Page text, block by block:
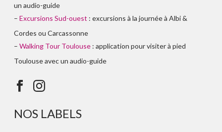
un audio-guide
–Excursions Sud-ouest : excursions à la journée à Albi &
Cordes ou Carcassonne
–Walking Tour Toulouse : application pour visiter à pied
Toulouse avec un audio-guide
NOS LABELS